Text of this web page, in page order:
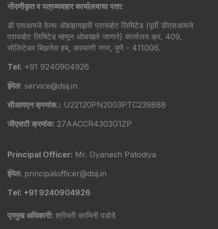
नोंदणीकृत व पत्रव्यवहार कार्यालयाचा पत्ता:
डी एसआयजे वेल्थ अ‍ॅडव्हायझरी प्रायव्हेट लिमिटेड (पूर्वी डीएसआयजे
प्रायव्हेट लिमिटेड म्हणून ओळखले जाणारे) कार्यालय क्र. 409,
सोलिटेअर बिझनेस हब, कल्याणी नगर, पुणे - 411006.
Tel: +91 9240904926
ईमेल: service@dsij.in
सीआयएन क्रमांक.: U22120PN2003PTC239888
जीएसटी क्रमांक: 27AACCR4303G1ZP
Principal Officer: Mr. Gyanesh Patodiya
ईमेल: principalofficer@dsij.in
Tel: +91 9240904926
प्रमुख अधिकारी: श्रीमती कामिनी पडोदे